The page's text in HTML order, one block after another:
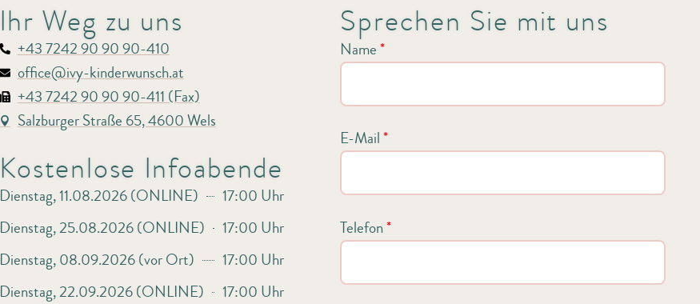
Ihr Weg zu uns
+43 7242 90 90 90-410
office@ivy-kinderwunsch.at
+43 7242 90 90 90-411 (Fax)
Salzburger Straße 65, 4600 Wels
Kostenlose Infoabende
Dienstag, 11.08.2026 (ONLINE)
17:00 Uhr
Dienstag, 25.08.2026 (ONLINE)
17:00 Uhr
Dienstag, 08.09.2026 (vor Ort)
17:00 Uhr
Dienstag, 22.09.2026 (ONLINE)
17:00 Uhr
Sprechen Sie mit uns
Name*
E-Mail*
Telefon*